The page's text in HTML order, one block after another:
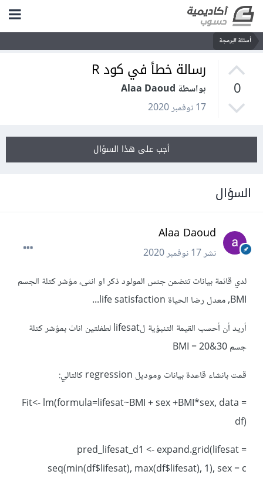
أسئلة البرمجة
0
رسالة خطأ في كود R
بواسطة Alaa Daoud
17 نوفمبر 2020
أجب على هذا السؤال
السؤال
Alaa Daoud
نشر17 نوفمبر 2020
لدي قائمة بيانات تتضمن جنس المولود ذكر او انثى، مؤشر كتلة الجسم
BMI, معدل رضا الحياة life satisfaction...
أريد أن أحسب القيمة التنبؤية لlifesat لطفلتين اناث بمؤشر كتلة
جسم BMI = 20&30
قمت بانشاء قاعدة بيانات وموديل regression كالتالي:
Fit<- lm(formula=lifesat~BMI + sex +BMI*sex, data =
df)
pred_lifesat_d1 <- expand.grid(lifesat =
seq(min(df$lifesat), max(df$lifesat), 1), sex = c